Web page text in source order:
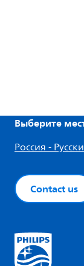
Выберите
Россия -
Contact us